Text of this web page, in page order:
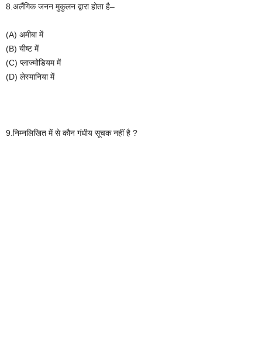
8. अलैंगिक जनन मुकुलन द्वारा होता है–
(A) अमीबा में
(B) यीष्ट में
(C) प्लाज्मोडियम में
(D) लेस्मानिया में
9. निम्नलिखित में से कौन गंधीय सूचक नहीं है ?